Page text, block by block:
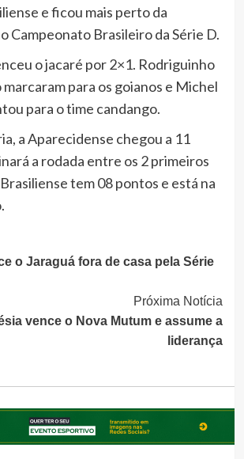
e ficou mais perto da
Campeonato Brasileiro da Série D.
o jacaré por 2×1. Rodriguinho
para os goianos e Michel
para o time candango.
a Aparecidense chegou a 11
a rodada entre os 2 primeiros
tem 08 pontos e está na
o Jaraguá fora de casa pela Série
Próxima Notícia
vence o Nova Mutum e assume a
liderança